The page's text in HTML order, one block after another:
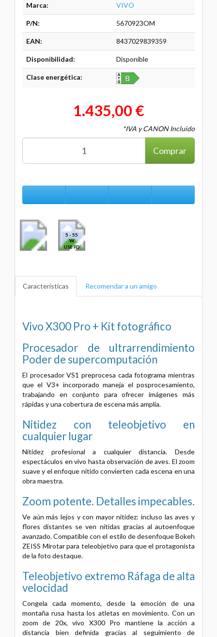
Marca: VIVO
P/N: 5670923OM
EAN: 8437029839359
Disponibilidad: Disponible
Clase energética:
1.435,00 €
*IVA y CANON Incluido
Comprar
5 - 55
W
USB PD
Características Recomendar a un amigo
Vivo X300 Pro + Kit fotográfico
Procesador de ultrarrendimiento
Poder de supercomputación
El procesador VS1 preprocesa cada fotograma mientras
que el V3+ incorporado maneja el posprocesamiento,
trabajando en conjunto para ofrecer imágenes más
rápidas y una cobertura de escena más amplia.
Nitidez con teleobjetivo en
cualquier lugar
Nitidez profesional a cualquier distancia. Desde
espectáculos en vivo hasta observación de aves. El zoom
suave y el enfoque nítido convierten cada escena en una
obra maestra.
Zoom potente. Detalles impecables.
Ve aún más lejos y con mayor nitidez: incluso las aves y
flores distantes se ven nítidas gracias al autoenfoque
avanzado. Compatible con el estilo de desenfoque Bokeh
ZEISS Mirotar para teleobjetivo para que el protagonista
de la foto destaque.
Teleobjetivo extremo Ráfaga de alta
velocidad
Congela cada momento, desde la emoción de una
montaña rusa hasta los atletas en movimiento. Con un
zoom de 20x, vivo X300 Pro mantiene la acción a
distancia bien definida gracias al seguimiento de